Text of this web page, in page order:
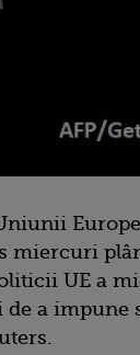
miercuri
UE a
a impune